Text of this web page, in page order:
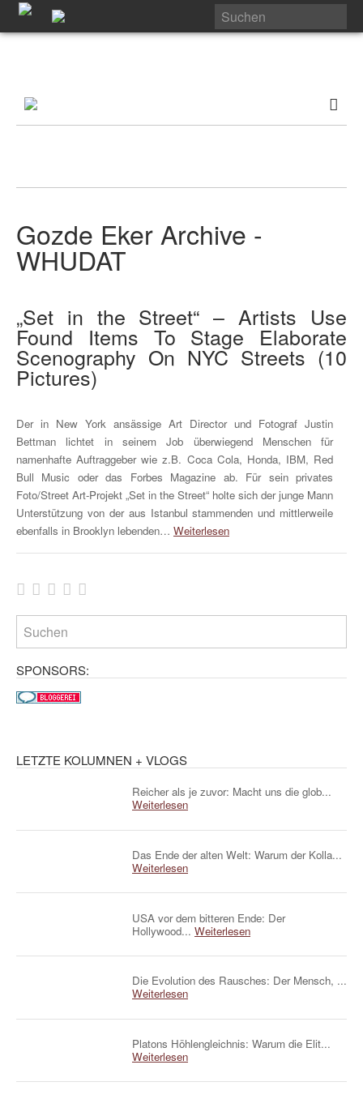
Gozde Eker Archive -
WHUDAT
„Set in the Street“ – Artists Use
Found Items To Stage Elaborate
Scenography On NYC Streets (10
Pictures)
Der in New York ansässige Art Director und Fotograf Justin
Bettman lichtet in seinem Job überwiegend Menschen für
namenhafte Auftraggeber wie z.B. Coca Cola, Honda, IBM, Red
Bull Music oder das Forbes Magazine ab. Für sein privates
Foto/Street Art-Projekt „Set in the Street“ holte sich der junge Mann
Unterstützung von der aus Istanbul stammenden und mittlerweile
ebenfalls in Brooklyn lebenden… Weiterlesen
SPONSORS:
LETZTE KOLUMNEN + VLOGS
Reicher als je zuvor: Macht uns die glob...
Weiterlesen
Das Ende der alten Welt: Warum der Kolla...
Weiterlesen
USA vor dem bitteren Ende: Der
Hollywood... Weiterlesen
Die Evolution des Rausches: Der Mensch, ...
Weiterlesen
Platons Höhlengleichnis: Warum die Elit...
Weiterlesen